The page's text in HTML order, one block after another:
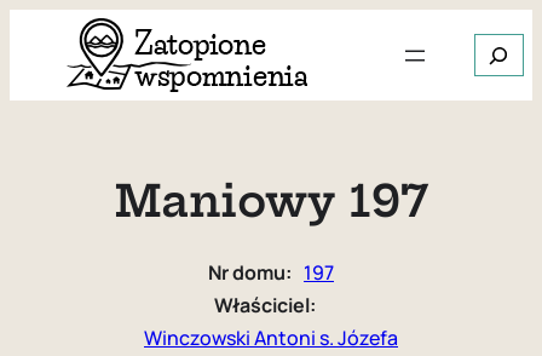
Szukaj
Maniowy 197
Nr domu: 197
Właściciel:
Winczowski Antoni s. Józefa